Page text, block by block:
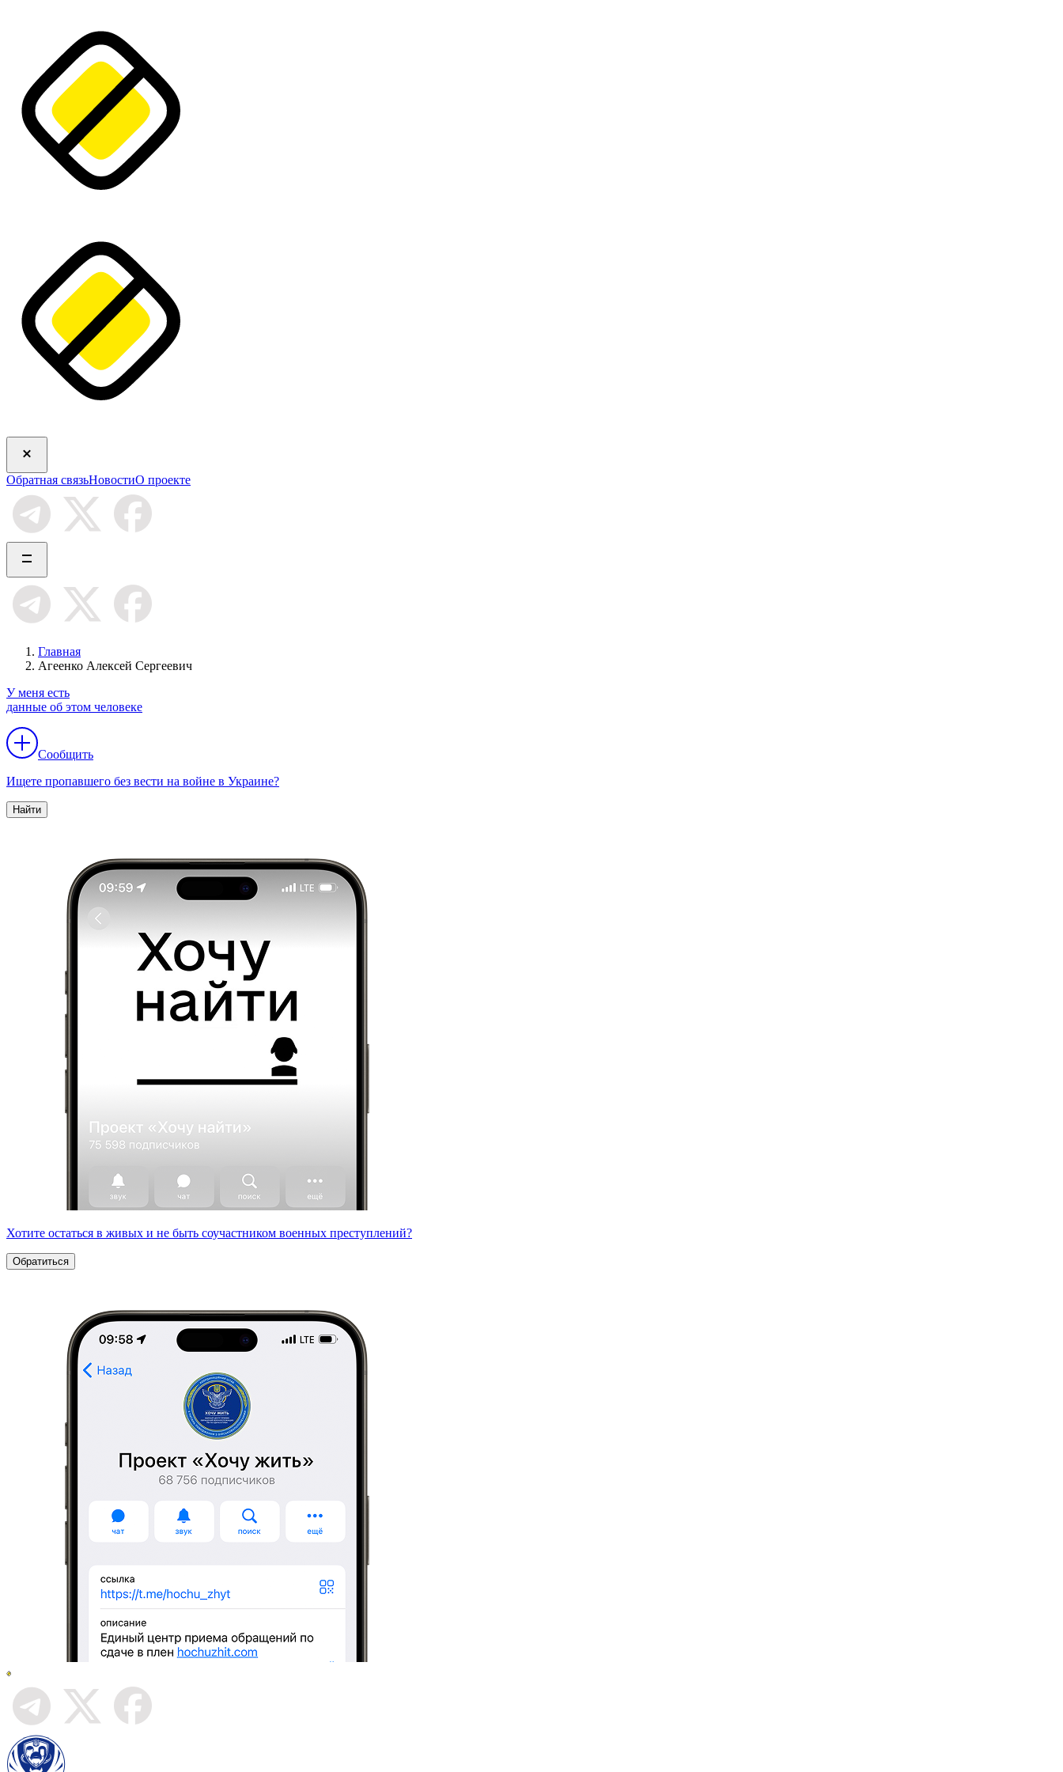
Обратная связьНовостиО проекте
Главная
Агеенко Алексей Сергеевич
У меня есть
данные об этом человеке
Сообщить
Ищете пропавшего без вести на войне в Украине?
Найти
Хотите остаться в живых и не быть соучастником военных преступлений?
Обратиться